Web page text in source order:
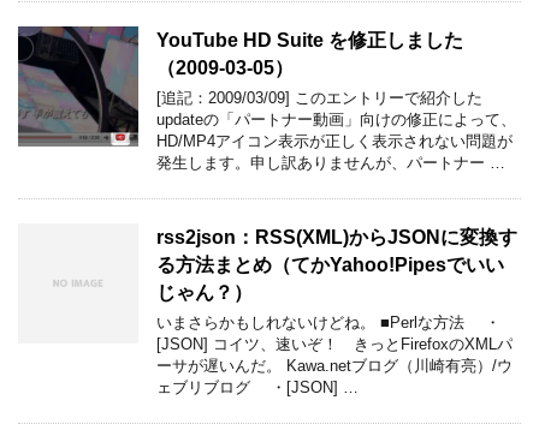
YouTube HD Suite を修正しました
（2009-03-05）
[追記：2009/03/09] このエントリーで紹介した
updateの「パートナー動画」向けの修正によって、
HD/MP4アイコン表示が正しく表示されない問題が
発生します。申し訳ありませんが、パートナー …
rss2json：RSS(XML)からJSONに変換す
る方法まとめ（てかYahoo!Pipesでいい
じゃん？）
いまさらかもしれないけどね。 ■Perlな方法 ・
[JSON] コイツ、速いぞ！ きっとFirefoxのXMLパ
ーサが遅いんだ。 Kawa.netブログ（川崎有亮）/ウ
ェブリブログ ・[JSON] …